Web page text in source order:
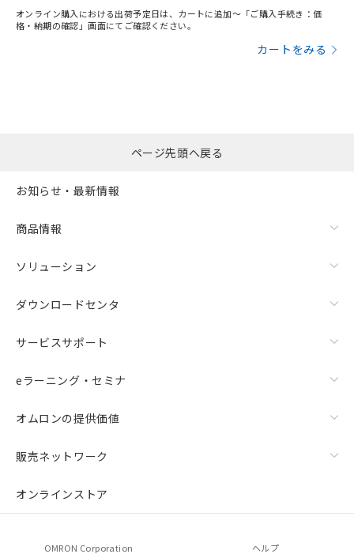
オンライン購入における出荷予定日は、カートに追加～「ご購入手続き：価
格・納期の確認」画面にてご確認ください。
カートをみる
ページ先頭へ戻る
お知らせ・最新情報
商品情報
ソリューション
ダウンロードセンタ
サービスサポート
eラーニング・セミナ
オムロンの提供価値
販売ネットワーク
オンラインストア
OMRON Corporation ヘルプ